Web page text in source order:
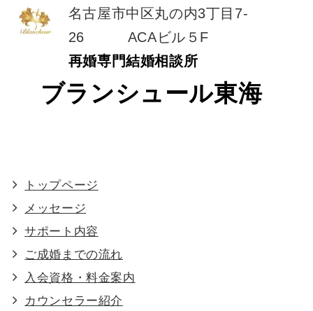
名古屋市中区丸の内3丁目7-
26 ACAビル５F
再婚専門結婚相談所
ブランシュール東海
トップページ
メッセージ
サポート内容
ご成婚までの流れ
入会資格・料金案内
カウンセラー紹介